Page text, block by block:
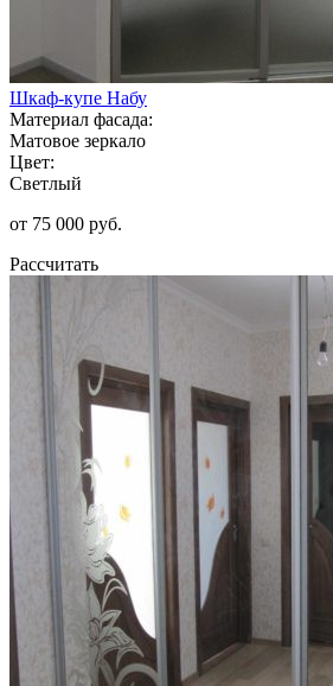
Шкаф-купе Набу
Материал фасада:
Матовое зеркало
Цвет:
Светлый
от 75 000 руб.
Рассчитать